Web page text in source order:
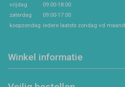
vrijdag
09:00-18:00
zaterdag
09:00-17:00
koopzondag iedere laatste zondag vd maand
Winkel informatie